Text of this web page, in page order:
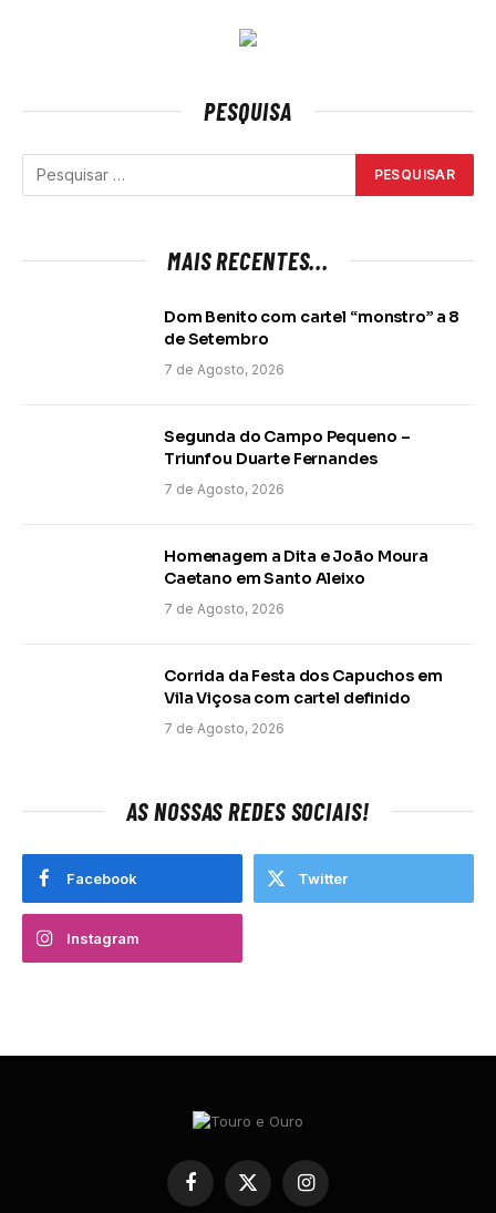
PESQUISA
MAIS RECENTES...
Dom Benito com cartel “monstro” a 8
de Setembro
7 de Agosto, 2026
Segunda do Campo Pequeno –
Triunfou Duarte Fernandes
7 de Agosto, 2026
Homenagem a Dita e João Moura
Caetano em Santo Aleixo
7 de Agosto, 2026
Corrida da Festa dos Capuchos em
Vila Viçosa com cartel definido
7 de Agosto, 2026
AS NOSSAS REDES SOCIAIS!
Facebook Twitter
Instagram
Facebook
X
Instagram